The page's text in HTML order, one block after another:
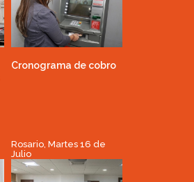
Cronograma de cobro
Rosario, Martes 16 de
Julio